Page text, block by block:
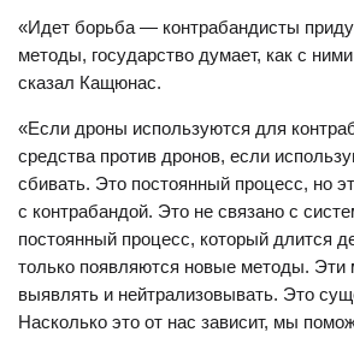
«Идет борьба — контрабандисты
методы, государство думает, как с
сказал Кащюнас.
«Если дроны используются для
средства против дронов, если
сбивать. Это постоянный процесс, но
с контрабандой. Это не связано с
постоянный процесс, который длится
только появляются новые методы. Эти
выявлять и нейтрализовывать. Это
Насколько это от нас зависит, мы